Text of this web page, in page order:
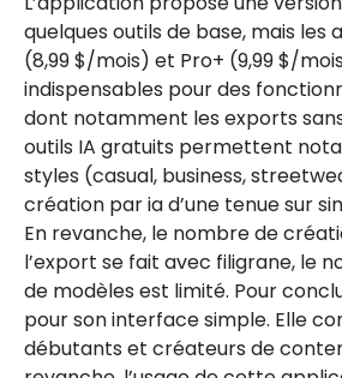
quelques outils de base, mais les
(8,99 $/mois) et Pro+ (9,99 $/
indispensables pour des
dont notamment les exports
outils IA gratuits permettent
styles (casual, business,
création par ia d’une tenue sur
En revanche, le nombre de
l’export se fait avec filigrane, le
de modèles est limité. Pour
pour son interface simple. Elle
débutants et créateurs de